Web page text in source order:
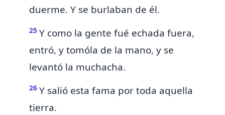
duerme. Y se burlaban de él.
25 Y como la gente fué echada fuera,
entró, y tomóla de la mano, y se
levantó la muchacha.
26 Y salió esta fama por toda aquella
tierra.